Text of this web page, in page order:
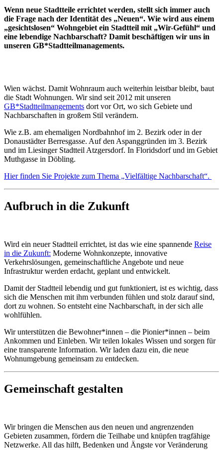
Wenn neue Stadtteile errichtet werden, stellt sich immer auch
die Frage nach der Identität des „Neuen“. Wie wird aus einem
„gesichtslosen“ Wohngebiet ein Stadtteil mit „Wir-Gefühl“ und
eine lebendige Nachbarschaft? Damit beschäftigen wir uns in
unseren GB*Stadtteilmanagements.
Wien wächst. Damit Wohnraum auch weiterhin leistbar bleibt, baut
die Stadt Wohnungen. Wir sind seit 2012 mit unseren
GB*Stadtteilmangements dort vor Ort, wo sich Gebiete und
Nachbarschaften in großem Stil verändern.
Wie z.B. am ehemaligen Nordbahnhof im 2. Bezirk oder in der
Donaustädter Berresgasse. Auf den Aspanggründen im 3. Bezirk
und im Liesinger Stadtteil Atzgersdorf. In Floridsdorf und im Gebiet
Muthgasse in Döbling.
Hier finden Sie Projekte zum Thema „Vielfältige Nachbarschaft“.
Aufbruch in die Zukunft
Wird ein neuer Stadtteil errichtet, ist das wie eine spannende Reise
in die Zukunft: Moderne Wohnkonzepte, innovative
Verkehrslösungen, gemeinschaftliche Angebote und neue
Infrastruktur werden erdacht, geplant und entwickelt.
Damit der Stadtteil lebendig und gut funktioniert, ist es wichtig, dass
sich die Menschen mit ihm verbunden fühlen und stolz darauf sind,
dort zu wohnen. So entsteht eine Nachbarschaft, in der sich alle
wohlfühlen.
Wir unterstützen die Bewohner*innen – die Pionier*innen – beim
Ankommen und Einleben. Wir teilen lokales Wissen und sorgen für
eine transparente Information. Wir laden dazu ein, die neue
Wohnumgebung gemeinsam zu entdecken.
Gemeinschaft gestalten
Wir bringen die Menschen aus den neuen und angrenzenden
Gebieten zusammen, fördern die Teilhabe und knüpfen tragfähige
Netzwerke. All das hilft, Bedenken und Ängste vor Veränderung